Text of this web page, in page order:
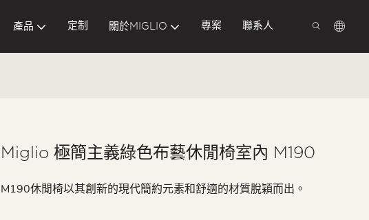
產品 定制 關於MIGLIO 專案 聯系人
Miglio 極簡主義綠色布藝休閒椅室內 M190
M190休閒椅以其創新的現代簡約元素和舒適的材質脫穎而出。